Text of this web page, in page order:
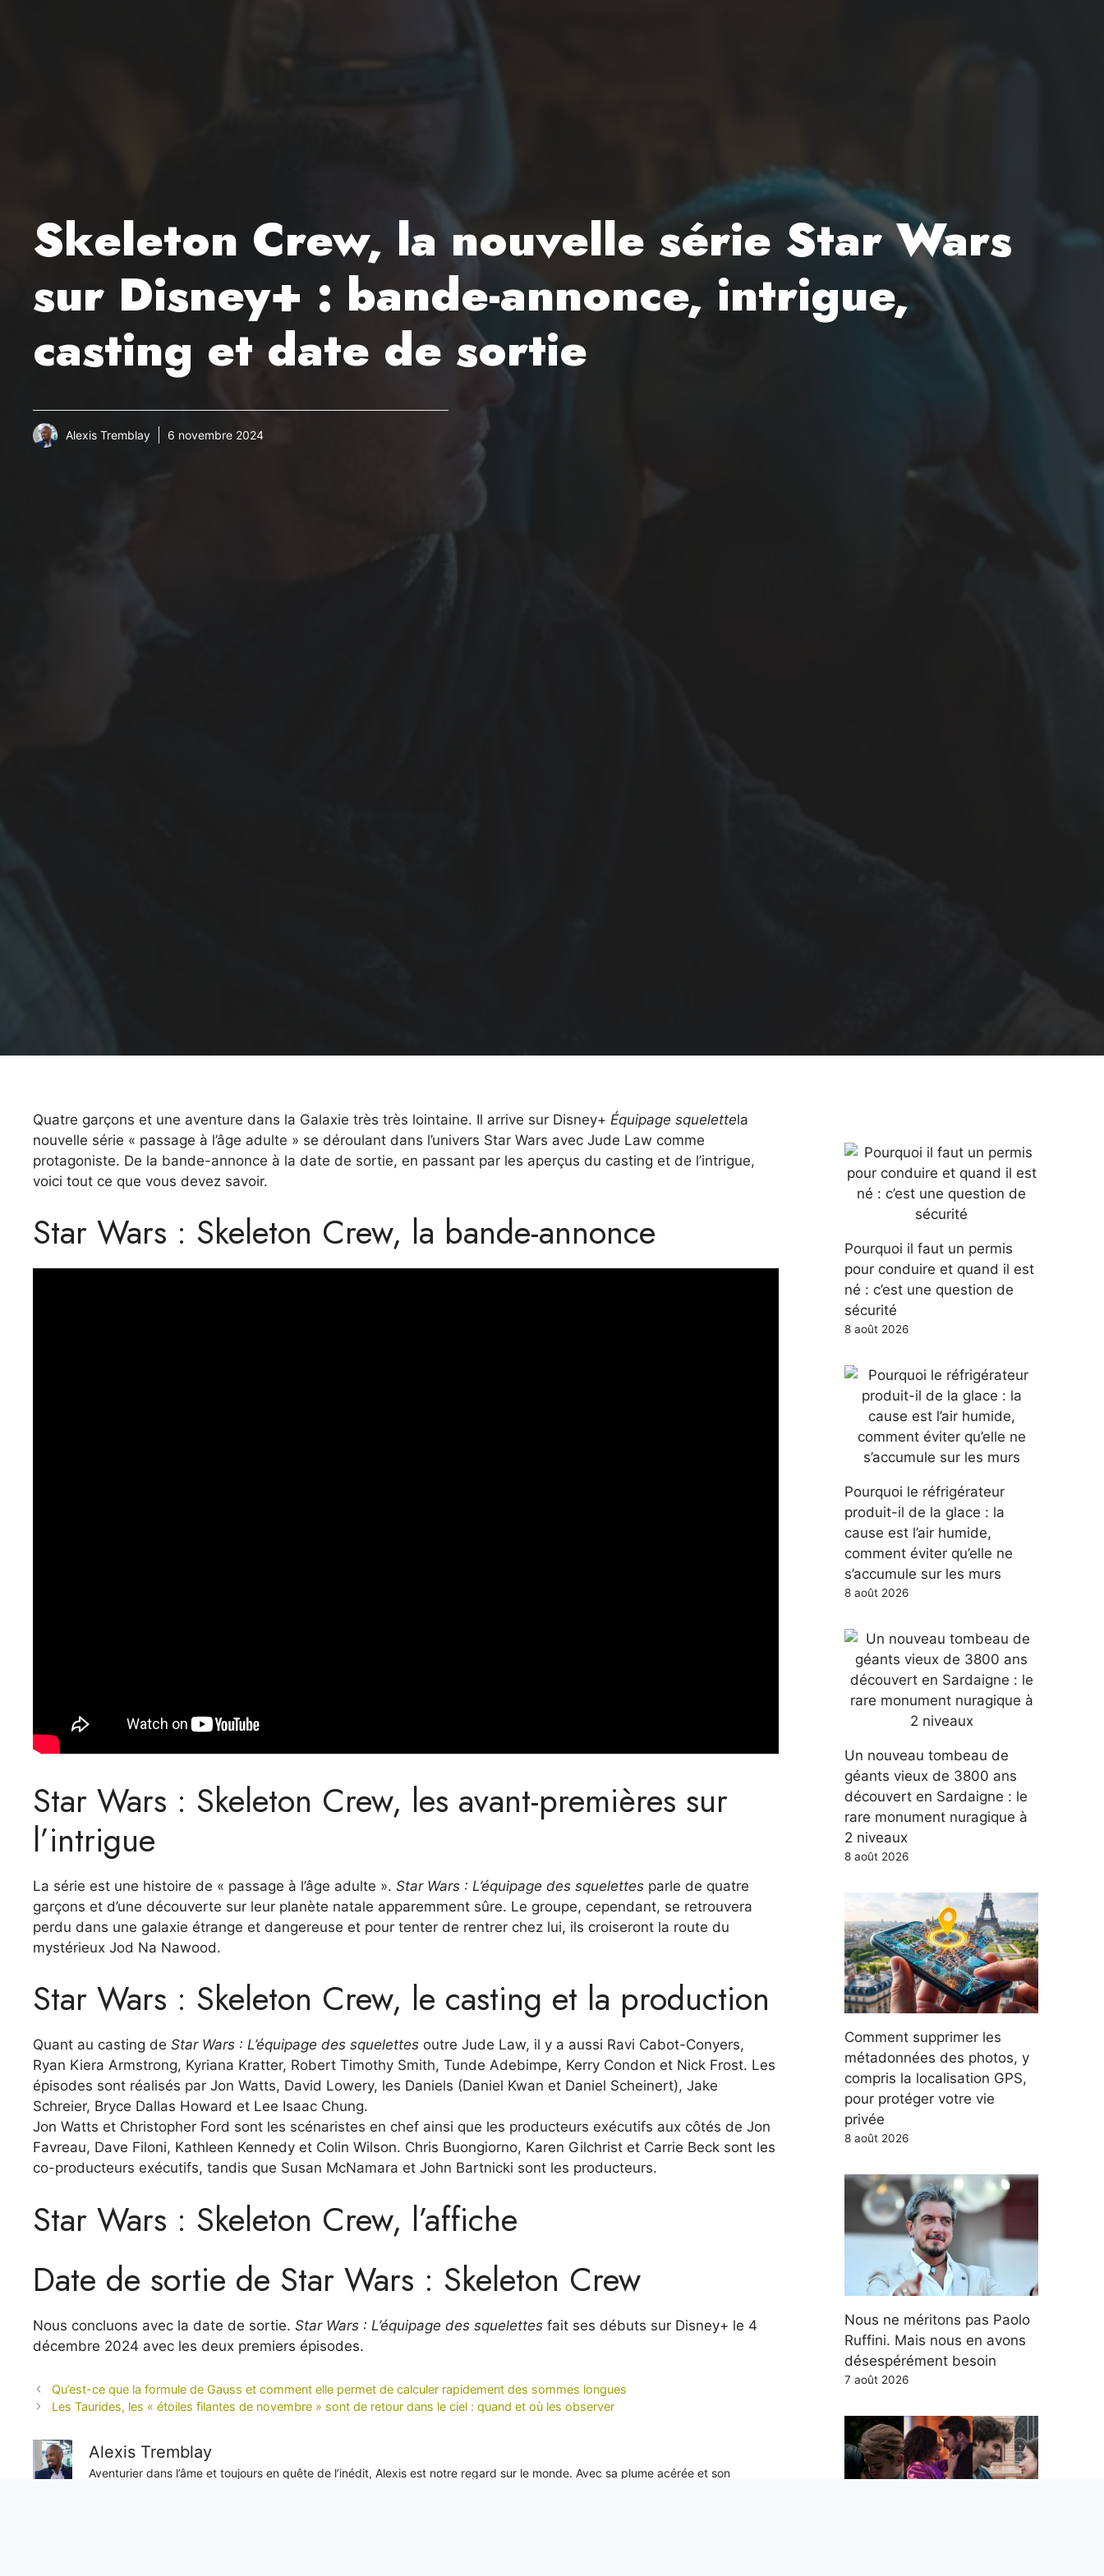
Skeleton Crew, la nouvelle série Star Wars
sur Disney+ : bande-annonce, intrigue,
casting et date de sortie
Alexis Tremblay 6 novembre 2024
Quatre garçons et une aventure dans la Galaxie très très lointaine. Il arrive sur Disney+ Équipage squelettela
nouvelle série « passage à l’âge adulte » se déroulant dans l’univers Star Wars avec Jude Law comme
protagoniste. De la bande-annonce à la date de sortie, en passant par les aperçus du casting et de l’intrigue,
voici tout ce que vous devez savoir.
Star Wars : Skeleton Crew, la bande-annonce
Star Wars : Skeleton Crew, les avant-premières sur
l’intrigue
La série est une histoire de « passage à l’âge adulte ». Star Wars : L’équipage des squelettes parle de quatre
garçons et d’une découverte sur leur planète natale apparemment sûre. Le groupe, cependant, se retrouvera
perdu dans une galaxie étrange et dangereuse et pour tenter de rentrer chez lui, ils croiseront la route du
mystérieux Jod Na Nawood.
Star Wars : Skeleton Crew, le casting et la production
Quant au casting de Star Wars : L’équipage des squelettes outre Jude Law, il y a aussi Ravi Cabot-Conyers,
Ryan Kiera Armstrong, Kyriana Kratter, Robert Timothy Smith, Tunde Adebimpe, Kerry Condon et Nick Frost. Les
épisodes sont réalisés par Jon Watts, David Lowery, les Daniels (Daniel Kwan et Daniel Scheinert), Jake
Schreier, Bryce Dallas Howard et Lee Isaac Chung.
Jon Watts et Christopher Ford sont les scénaristes en chef ainsi que les producteurs exécutifs aux côtés de Jon
Favreau, Dave Filoni, Kathleen Kennedy et Colin Wilson. Chris Buongiorno, Karen Gilchrist et Carrie Beck sont les
co-producteurs exécutifs, tandis que Susan McNamara et John Bartnicki sont les producteurs.
Star Wars : Skeleton Crew, l’affiche
Date de sortie de Star Wars : Skeleton Crew
Nous concluons avec la date de sortie. Star Wars : L’équipage des squelettes fait ses débuts sur Disney+ le 4
décembre 2024 avec les deux premiers épisodes.
Qu’est-ce que la formule de Gauss et comment elle permet de calculer rapidement des sommes longues
Les Taurides, les « étoiles filantes de novembre » sont de retour dans le ciel : quand et où les observer
Alexis Tremblay
Aventurier dans l’âme et toujours en quête de l’inédit, Alexis est notre regard sur le monde. Avec sa plume acérée et son
Pourquoi il faut un permis
pour conduire et quand il est
né : c’est une question de
sécurité
8 août 2026
Pourquoi le réfrigérateur
produit-il de la glace : la
cause est l’air humide,
comment éviter qu’elle ne
s’accumule sur les murs
8 août 2026
Un nouveau tombeau de
géants vieux de 3800 ans
découvert en Sardaigne : le
rare monument nuragique à
2 niveaux
8 août 2026
Comment supprimer les
métadonnées des photos, y
compris la localisation GPS,
pour protéger votre vie
privée
8 août 2026
Nous ne méritons pas Paolo
Ruffini. Mais nous en avons
désespérément besoin
7 août 2026